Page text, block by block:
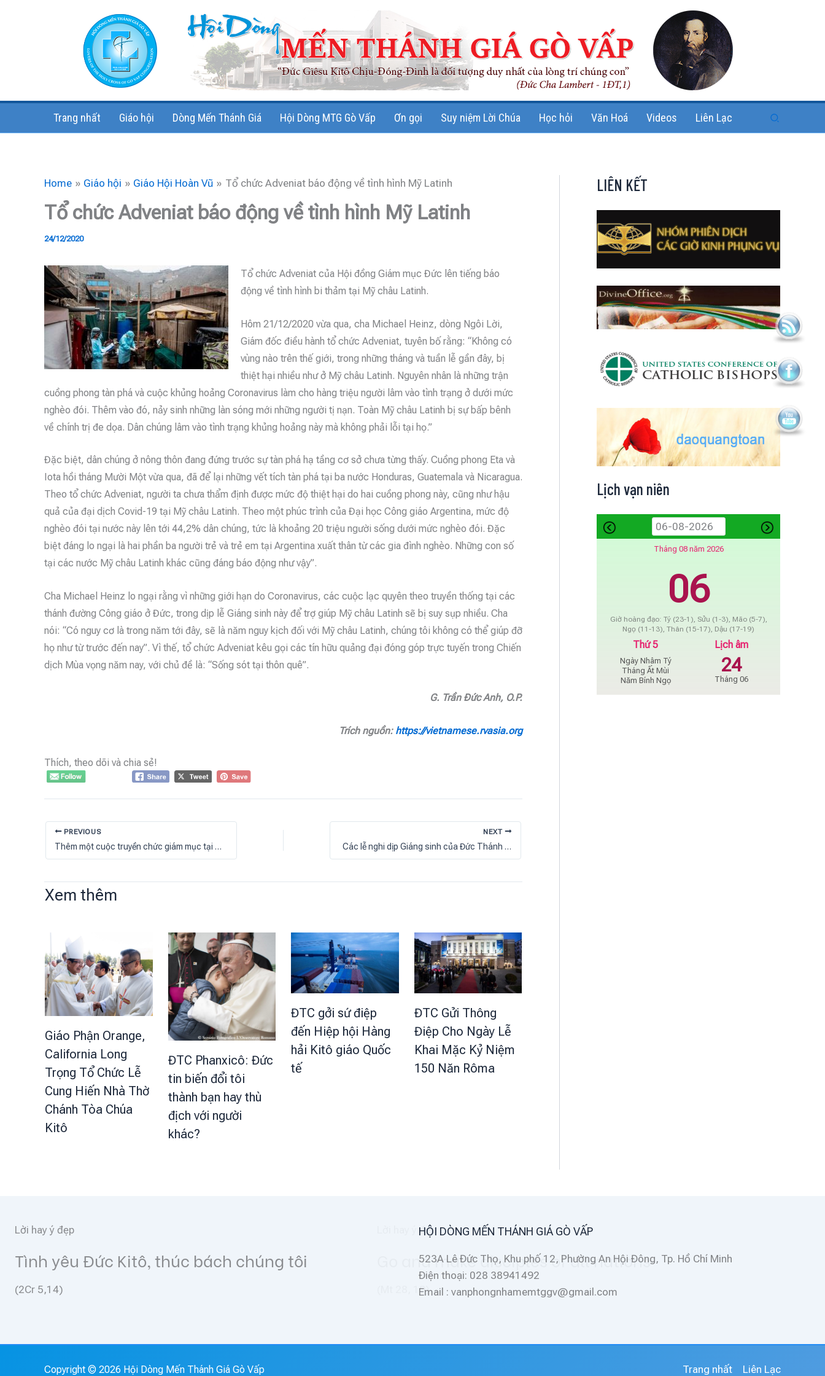
Trang nhất Giáo hội Dòng Mến Thánh Giá Hội Dòng MTG Gò Vấp Ơn gọi Suy niệm Lời Chúa Học hỏi Văn Hoá Videos Liên Lạc Search
Home Giáo hội Giáo Hội Hoàn Vũ Tổ chức Adveniat báo động về tình hình Mỹ Latinh
Tổ chức Adveniat báo động về tình hình Mỹ Latinh
24/12/2020
Tổ chức Adveniat của Hội đồng Giám mục Đức lên tiếng báo
động về tình hình bi thảm tại Mỹ châu Latinh.
Hôm 21/12/2020 vừa qua, cha Michael Heinz, dòng Ngôi Lời,
Giám đốc điều hành tổ chức Adveniat, tuyên bố rằng: “Không có
vùng nào trên thế giới, trong những tháng và tuần lễ gần đây, bị
thiệt hại nhiều như ở Mỹ châu Latinh. Nguyên nhân là những trận
cuồng phong tàn phá và cuộc khủng hoảng Coronavirus làm cho hàng triệu người lâm vào tình trạng ở dưới mức
nghèo đói. Thêm vào đó, nảy sinh những làn sóng mới những người tị nạn. Toàn Mỹ châu Latinh bị sự bấp bênh
về chính trị đe dọa. Dân chúng lâm vào tình trạng khủng hoảng này mà không phải lỗi tại họ.”
Đặc biệt, dân chúng ở nông thôn đang đứng trước sự tàn phá hạ tầng cơ sở chưa từng thấy. Cuồng phong Eta và
Iota hồi tháng Mười Một vừa qua, đã để lại những vết tích tàn phá tại ba nước Honduras, Guatemala và Nicaragua.
Theo tổ chức Adveniat, người ta chưa thẩm định được mức độ thiệt hại do hai cuồng phong này, cũng như hậu
quả của đại dịch Covid-19 tại Mỹ châu Latinh. Theo một phúc trình của Đại học Công giáo Argentina, mức độ
nghèo đói tại nước này lên tới 44,2% dân chúng, tức là khoảng 20 triệu người sống dưới mức nghèo đói. Đặc
biệt đáng lo ngại là hai phần ba người trẻ và trẻ em tại Argentina xuất thân từ các gia đình nghèo. Những con số
tại các nước Mỹ châu Latinh khác cũng đáng báo động như vậy”.
Cha Michael Heinz lo ngại rằng vì những giới hạn do Coronavirus, các cuộc lạc quyên theo truyền thống tại các
thánh đường Công giáo ở Đức, trong dịp lễ Giáng sinh này để trợ giúp Mỹ châu Latinh sẽ bị suy sụp nhiều. Cha
nói: “Có nguy cơ là trong năm tới đây, sẽ là năm nguy kịch đối với Mỹ châu Latinh, chúng tôi không có thể giúp đỡ
họ như từ trước đến nay”. Vì thế, tổ chức Adveniat kêu gọi các tín hữu quảng đại đóng góp trực tuyến trong Chiến
dịch Mùa vọng năm nay, với chủ đề là: “Sống sót tại thôn quê”.
G. Trần Đức Anh, O.P.
Trích nguồn: https://vietnamese.rvasia.org
Thích, theo dõi và chia sẻ!
PREVIOUS
Thêm một cuộc truyền chức giám mục tại Trung Quốc
NEXT
Các lễ nghi dịp Giáng sinh của Đức Thánh cha bị thay đổi vì đại dịch
Xem thêm
Giáo Phận Orange,
California Long
Trọng Tổ Chức Lễ
Cung Hiến Nhà Thờ
Chánh Tòa Chúa
Kitô
ĐTC Phanxicô: Đức
tin biến đổi tôi
thành bạn hay thù
địch với người
khác?
ĐTC gởi sứ điệp
đến Hiệp hội Hàng
hải Kitô giáo Quốc
tế
ĐTC Gửi Thông
Điệp Cho Ngày Lễ
Khai Mặc Kỷ Niệm
150 Năn Rôma
LIÊN KẾT
Lịch vạn niên
Tháng 08 năm 2026
06
Giờ hoàng đạo: Tý (23-1), Sửu (1-3), Mão (5-7),
Ngọ (11-13), Thân (15-17), Dậu (17-19)
Thứ 5
Ngày Nhâm Tý
Tháng Ất Mùi
Năm Bính Ngọ
Lịch âm
24
Tháng 06
Lời hay ý đẹp
Go and make disciples of all nations
HỘI DÒNG MẾN THÁNH GIÁ GÒ VẤP
523A Lê Đức Thọ, Khu phố 12, Phường An Hội Đông, Tp. Hồ Chí Minh
Điện thoại: 028 38941492
Email : vanphongnhamemtggv@gmail.com
Copyright © 2026 Hội Dòng Mến Thánh Giá Gò Vấp Trang nhất Liên Lạc